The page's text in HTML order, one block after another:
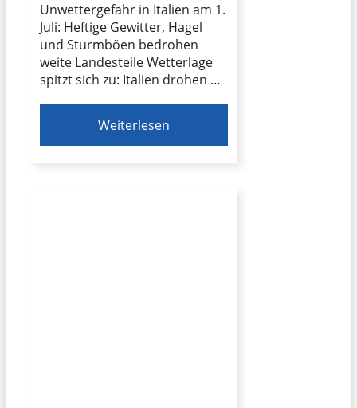
Unwettergefahr in Italien am 1.
Juli: Heftige Gewitter, Hagel
und Sturmböen bedrohen
weite Landesteile Wetterlage
spitzt sich zu: Italien drohen …
Weiterlesen